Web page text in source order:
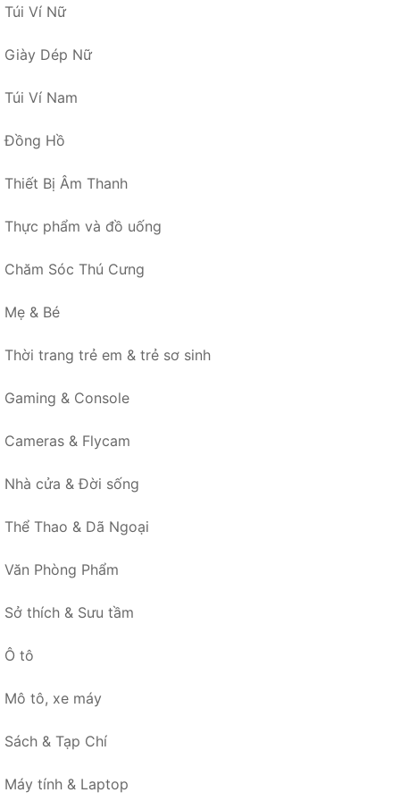
Túi Ví Nữ
Giày Dép Nữ
Túi Ví Nam
Đồng Hồ
Thiết Bị Âm Thanh
Thực phẩm và đồ uống
Chăm Sóc Thú Cưng
Mẹ & Bé
Thời trang trẻ em & trẻ sơ sinh
Gaming & Console
Cameras & Flycam
Nhà cửa & Đời sống
Thể Thao & Dã Ngoại
Văn Phòng Phẩm
Sở thích & Sưu tầm
Ô tô
Mô tô, xe máy
Sách & Tạp Chí
Máy tính & Laptop